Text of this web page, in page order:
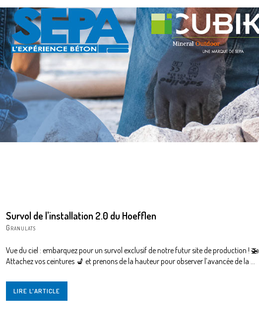
Survol de l'installation 2.0 du Hoefflen
Granulats
Vue du ciel : embarquez pour un survol exclusif de notre futur site de production ! 🚁
Attachez vos ceintures 💺 et prenons de la hauteur pour observer l’avancée de la ...
LIRE L'ARTICLE